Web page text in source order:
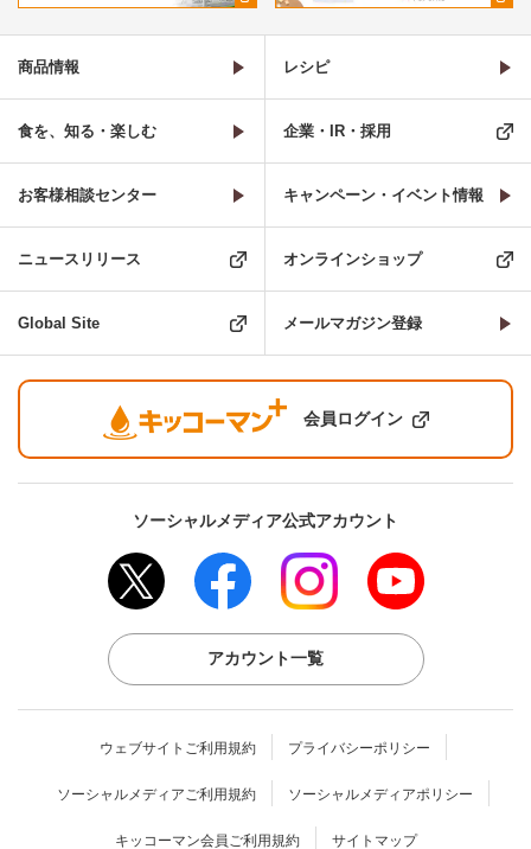
商品情報 レシピ
食を、知る・楽しむ 企業・IR・採用
お客様相談センター キャンペーン・イベント情報
ニュースリリース オンラインショップ
Global Site メールマガジン登録
会員ログイン
ソーシャルメディア公式アカウント
アカウント一覧
ウェブサイトご利用規約 プライバシーポリシー
ソーシャルメディアご利用規約 ソーシャルメディアポリシー
キッコーマン会員ご利用規約 サイトマップ